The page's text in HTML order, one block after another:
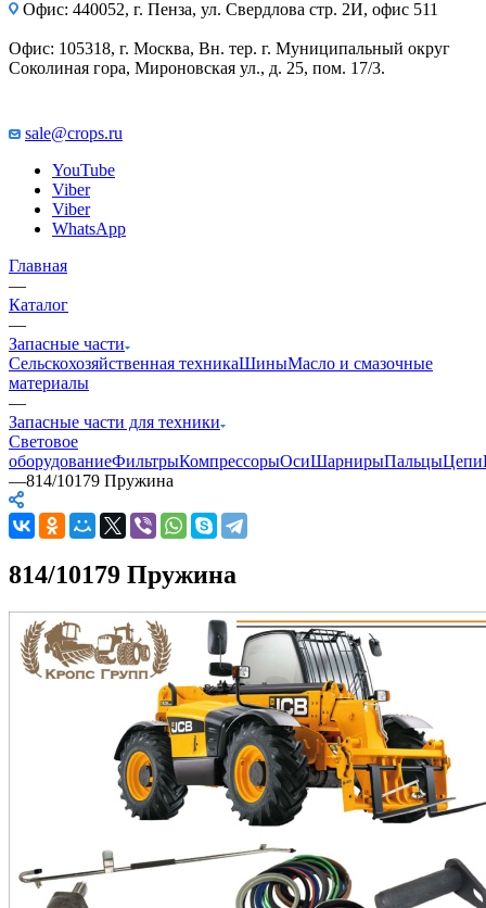
Офис: 440052, г. Пенза, ул. Свердлова стр. 2И, офис 511
Офис: 105318, г. Москва, Вн. тер. г. Муниципальный округ
Соколиная гора, Мироновская ул., д. 25, пом. 17/3.
sale@crops.ru
YouTube
Viber
Viber
WhatsApp
Главная
—
Каталог
—
Запасные части
Сельскохозяйственная техникаШиныМасло и смазочные
материалы
—
Запасные части для техники
Световое
оборудованиеФильтрыКомпрессорыОсиШарнирыПальцыЦепи
—814/10179 Пружина
814/10179 Пружина